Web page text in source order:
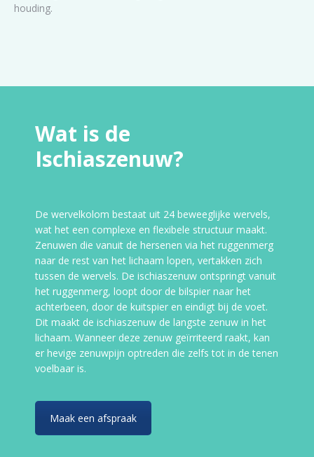
houding.
Wat is de
Ischiaszenuw?
De wervelkolom bestaat uit 24 beweeglijke wervels,
wat het een complexe en flexibele structuur maakt.
Zenuwen die vanuit de hersenen via het ruggenmerg
naar de rest van het lichaam lopen, vertakken zich
tussen de wervels. De ischiaszenuw ontspringt vanuit
het ruggenmerg, loopt door de bilspier naar het
achterbeen, door de kuitspier en eindigt bij de voet.
Dit maakt de ischiaszenuw de langste zenuw in het
lichaam. Wanneer deze zenuw geïrriteerd raakt, kan
er hevige zenuwpijn optreden die zelfs tot in de tenen
voelbaar is.
Maak een afspraak